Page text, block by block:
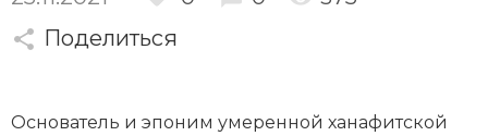
Африка
История Древнего мира
История Средних веков
А Б В Г
У Ф Х Ц Ч Ш Щ Ы Э
Поделиться
Основатель и эпоним умеренной ханафитской